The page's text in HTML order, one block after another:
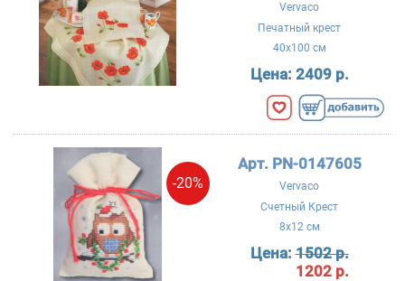
Vervaco
Печатный крест
40x100 см
Цена: 2409 р.
-20%
Арт. PN-0147605
Vervaco
Счетный Крест
8x12 см
Цена:1502 р.
1202 р.